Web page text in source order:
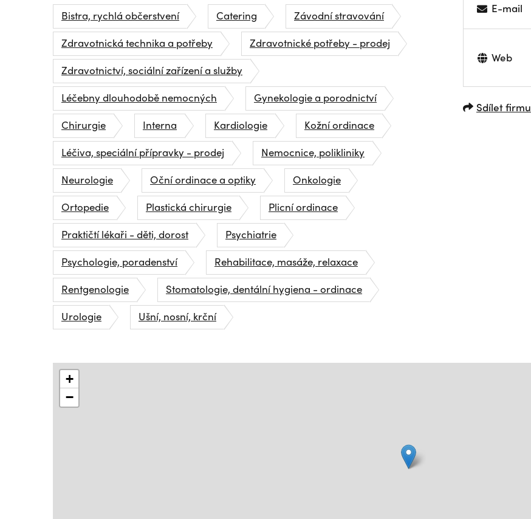
Bistra, rychlá občerstvení Catering
Závodní stravování
Zdravotnická technika a potřeby
Zdravotnické potřeby - prodej
Zdravotnictví, sociální zařízení a služby
Léčebny dlouhodobě nemocných
Gynekologie a porodnictví
Chirurgie
Interna Kardiologie
Kožní ordinace
Léčiva, speciální přípravky - prodej
Nemocnice, polikliniky
Neurologie
Oční ordinace a optiky
Onkologie
Ortopedie
Plastická chirurgie
Plicní ordinace
Praktičtí lékaři - děti, dorost
Psychiatrie
Psychologie, poradenství
Rehabilitace, masáže, relaxace
Rentgenologie
Stomatologie, dentální hygiena - ordinace
Urologie
Ušní, nosní, krční
E-mail
Web
Sdílet firmu
+
−